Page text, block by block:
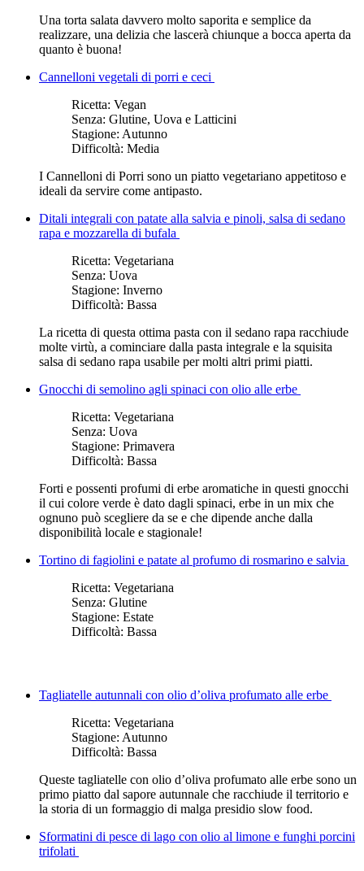
Una torta salata davvero molto saporita e semplice da
realizzare, una delizia che lascerà chiunque a bocca aperta da
quanto è buona!
Cannelloni vegetali di porri e ceci
Ricetta: Vegan
Senza: Glutine, Uova e Latticini
Stagione: Autunno
Difficoltà: Media
I Cannelloni di Porri sono un piatto vegetariano appetitoso e
ideali da servire come antipasto.
Ditali integrali con patate alla salvia e pinoli, salsa di sedano
rapa e mozzarella di bufala
Ricetta: Vegetariana
Senza: Uova
Stagione: Inverno
Difficoltà: Bassa
La ricetta di questa ottima pasta con il sedano rapa racchiude
molte virtù, a cominciare dalla pasta integrale e la squisita
salsa di sedano rapa usabile per molti altri primi piatti.
Gnocchi di semolino agli spinaci con olio alle erbe
Ricetta: Vegetariana
Senza: Uova
Stagione: Primavera
Difficoltà: Bassa
Forti e possenti profumi di erbe aromatiche in questi gnocchi
il cui colore verde è dato dagli spinaci, erbe in un mix che
ognuno può scegliere da se e che dipende anche dalla
disponibilità locale e stagionale!
Tortino di fagiolini e patate al profumo di rosmarino e salvia
Ricetta: Vegetariana
Senza: Glutine
Stagione: Estate
Difficoltà: Bassa
Tagliatelle autunnali con olio d’oliva profumato alle erbe
Ricetta: Vegetariana
Stagione: Autunno
Difficoltà: Bassa
Queste tagliatelle con olio d’oliva profumato alle erbe sono un
primo piatto dal sapore autunnale che racchiude il territorio e
la storia di un formaggio di malga presidio slow food.
Sformatini di pesce di lago con olio al limone e funghi porcini
trifolati